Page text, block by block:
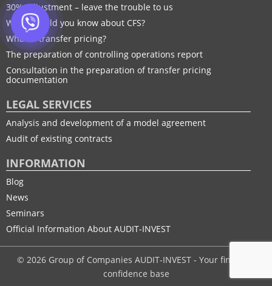
30% adjustment – leave the trouble to us
What should you know about CFS?
What is transfer pricing?
The preparation of controlling operations report
Consultation in the preparation of transfer pricing
documentation
LEGAL SERVICES
Analysis and development of a model agreement
Audit of existing contracts
INFORMATION
Blog
News
Seminars
Official Information About AUDIT-INVEST
© 2026 Group of Companies AUDIT-INVEST - Your financial
confidence base